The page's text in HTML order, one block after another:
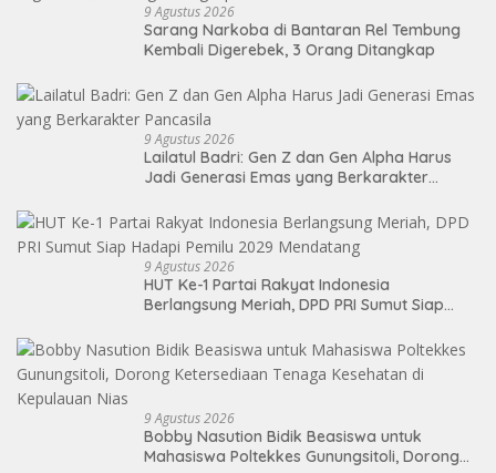
9 Agustus 2026
Sarang Narkoba di Bantaran Rel Tembung
Kembali Digerebek, 3 Orang Ditangkap
9 Agustus 2026
Lailatul Badri: Gen Z dan Gen Alpha Harus
Jadi Generasi Emas yang Berkarakter
9 Agustus 2026
HUT Ke-1 Partai Rakyat Indonesia
Berlangsung Meriah, DPD PRI Sumut Siap
9 Agustus 2026
Bobby Nasution Bidik Beasiswa untuk
Mahasiswa Poltekkes Gunungsitoli, Dorong